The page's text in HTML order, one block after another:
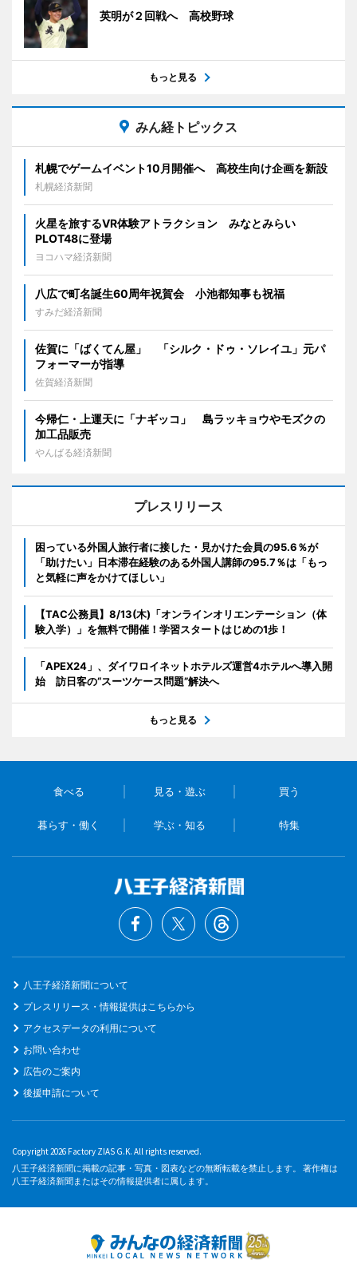
英明が２回戦へ 高校野球
もっと見る
みん経トピックス
札幌でゲームイベント10月開催へ 高校生向け企画を新設
札幌経済新聞
火星を旅するVR体験アトラクション みなとみらい
PLOT48に登場
ヨコハマ経済新聞
八広で町名誕生60周年祝賀会 小池都知事も祝福
すみだ経済新聞
佐賀に「ばくてん屋」 「シルク・ドゥ・ソレイユ」元パ
フォーマーが指導
佐賀経済新聞
今帰仁・上運天に「ナギッコ」 島ラッキョウやモズクの
加工品販売
やんばる経済新聞
プレスリリース
困っている外国人旅行者に接した・見かけた会員の95.6％が
「助けたい」日本滞在経験のある外国人講師の95.7％は「もっ
と気軽に声をかけてほしい」
【TAC公務員】8/13(木)「オンラインオリエンテーション（体
験入学）」を無料で開催！学習スタートはじめの1歩！
「APEX24」、ダイワロイネットホテルズ運営4ホテルへ導入開
始 訪日客の“スーツケース問題”解決へ
もっと見る
食べる 見る・遊ぶ 買う
暮らす・働く 学ぶ・知る 特集
八王子経済新聞について
プレスリリース・情報提供はこちらから
アクセスデータの利用について
お問い合わせ
広告のご案内
後援申請について
Copyright 2026 Factory ZIAS G.K. All rights reserved.
八王子経済新聞に掲載の記事・写真・図表などの無断転載を禁止します。 著作権は
八王子経済新聞またはその情報提供者に属します。